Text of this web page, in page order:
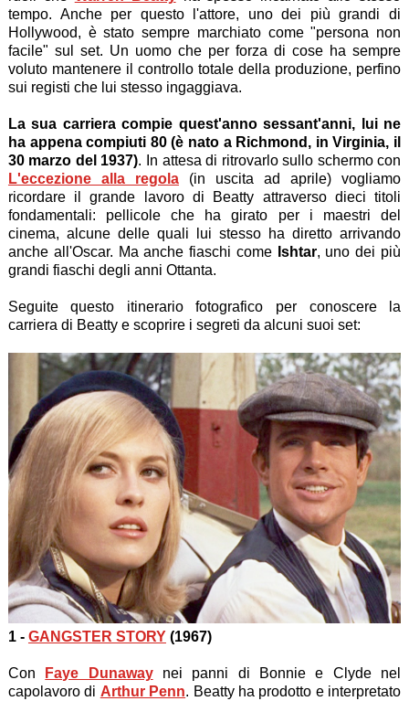
tempo. Anche per questo l'attore, uno dei più grandi di
Hollywood, è stato sempre marchiato come "persona non
facile" sul set. Un uomo che per forza di cose ha sempre
voluto mantenere il controllo totale della produzione, perfino
sui registi che lui stesso ingaggiava.
La sua carriera compie quest'anno sessant'anni, lui ne
ha appena compiuti 80 (è nato a Richmond, in Virginia, il
30 marzo del 1937). In attesa di ritrovarlo sullo schermo con
L'eccezione alla regola(in uscita ad aprile) vogliamo
ricordare il grande lavoro di Beatty attraverso dieci titoli
fondamentali: pellicole che ha girato per i maestri del
cinema, alcune delle quali lui stesso ha diretto arrivando
anche all'Oscar. Ma anche fiaschi comeIshtar, uno dei più
grandi fiaschi degli anni Ottanta.
Seguite questo itinerario fotografico per conoscere la
carriera di Beatty e scoprire i segreti da alcuni suoi set:
1 - GANGSTER STORY(1967)
Con Faye Dunawaynei panni di Bonnie e Clyde nel
capolavoro di Arthur Penn. Beatty ha prodotto e interpretato